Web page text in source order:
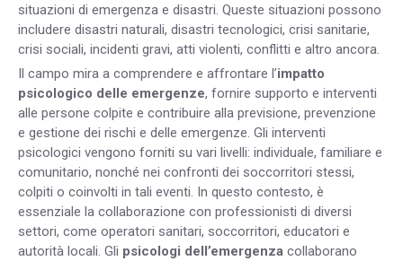
situazioni di emergenza e disastri. Queste situazioni possono
includere disastri naturali, disastri tecnologici, crisi sanitarie,
crisi sociali, incidenti gravi, atti violenti, conflitti e altro ancora.
Il campo mira a comprendere e affrontare l’impatto
psicologico delle emergenze, fornire supporto e interventi
alle persone colpite e contribuire alla previsione, prevenzione
e gestione dei rischi e delle emergenze. Gli interventi
psicologici vengono forniti su vari livelli: individuale, familiare e
comunitario, nonché nei confronti dei soccorritori stessi,
colpiti o coinvolti in tali eventi. In questo contesto, è
essenziale la collaborazione con professionisti di diversi
settori, come operatori sanitari, soccorritori, educatori e
autorità locali. Gli psicologi dell’emergenza collaborano